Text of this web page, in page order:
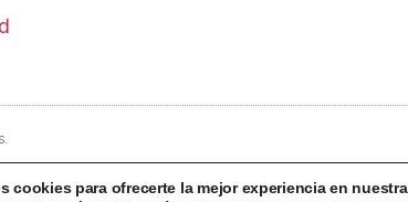
cookies para ofrecerte la mejor experiencia en